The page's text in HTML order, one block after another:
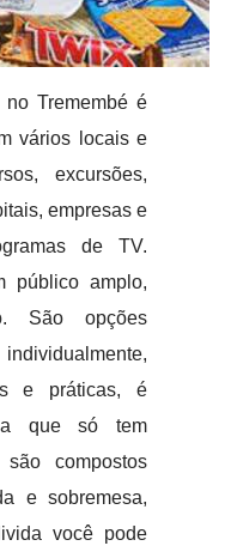
Tremembé é
vários locais e
excursões,
empresas e
de TV.
público amplo,
São opções
e práticas, é
que só tem
são compostos
e sobremesa,
você pode